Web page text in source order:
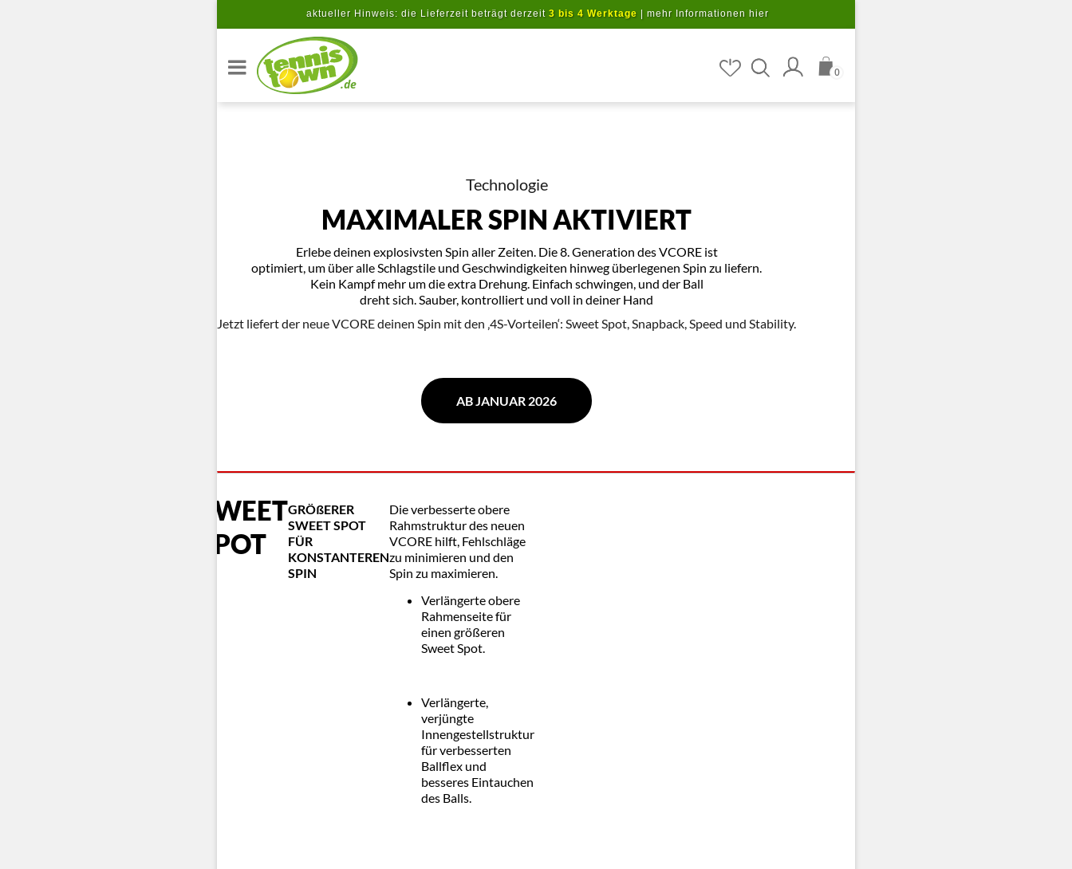
aktueller Hinweis: die Lieferzeit beträgt derzeit 3 bis 4 Werktage mehr Informationen hier
.de
0
Technologie
MAXIMALER SPIN AKTIVIERT
Erlebe deinen explosivsten Spin aller Zeiten. Die 8. Generation des VCORE ist
optimiert, um über alle Schlagstile und Geschwindigkeiten hinweg überlegenen Spin zu liefern.
Kein Kampf mehr um die extra Drehung. Einfach schwingen, und der Ball
dreht sich. Sauber, kontrolliert und voll in deiner Hand
Jetzt liefert der neue VCORE deinen Spin mit den ‚4S-Vorteilen‘: Sweet Spot, Snapback, Speed und Stability.
AB JANUAR 2026
SWEET
SPOT
GRÖßERER
SWEET SPOT
FÜR
KONSTANTEREN
SPIN
Die verbesserte obere
Rahmstruktur des neuen
VCORE hilft, Fehlschläge
zu minimieren und den
Spin zu maximieren.
Verlängerte obere
Rahmenseite für
einen größeren
Sweet Spot.
Verlängerte,
verjüngte
Innengestellstruktur
für verbesserten
Ballflex und
besseres Eintauchen
des Balls.